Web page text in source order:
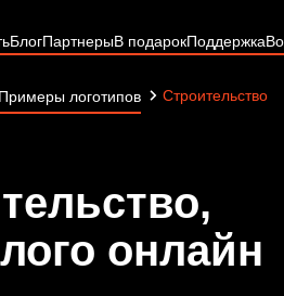
БлогПартнерыВ подарокПоддержка
Примеры логотипов Строительство
онлайн